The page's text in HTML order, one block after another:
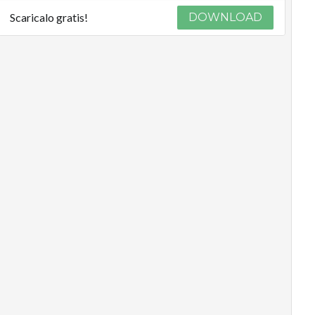
Scaricalo gratis! DOWNLOAD